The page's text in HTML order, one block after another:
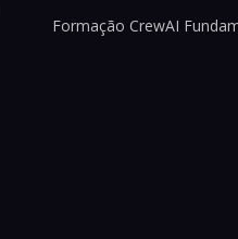
Formação CrewAI